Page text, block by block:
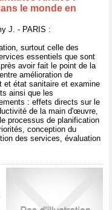
le monde en
J. - PARIS :
surtout celle des
essentiels que sont
avoir fait le point de la
amélioration de
et état sanitaire et examine
ainsi que les
: effets directs sur le
de la main d'œuvre,
processus de planification
conception du
des services, évaluation